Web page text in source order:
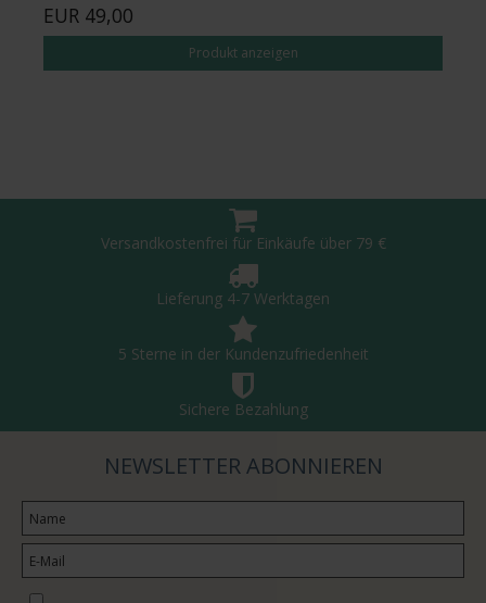
EUR 49,00
Produkt anzeigen
Versandkostenfrei für Einkäufe über 79 €
Lieferung 4-7 Werktagen
5 Sterne in der Kundenzufriedenheit
Sichere Bezahlung
NEWSLETTER ABONNIEREN